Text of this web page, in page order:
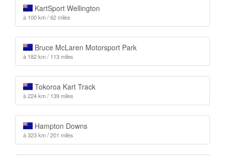
KartSport Wellington
à 100 km / 62 miles
Bruce McLaren Motorsport Park
à 182 km / 113 miles
Tokoroa Kart Track
à 224 km / 139 miles
Hampton Downs
à 323 km / 201 miles